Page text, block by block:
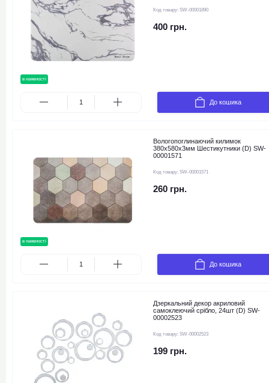
в наявності
Код товару: SW-00001890
400 грн.
До кошика
в наявності
Вологопоглинаючий килимок
380х580х3мм Шестикутники (D) SW-
00001571
Код товару: SW-00001571
260 грн.
До кошика
Дзеркальний декор акриловий
самоклеючий срібло, 24шт (D) SW-
00002523
Код товару: SW-00002523
199 грн.